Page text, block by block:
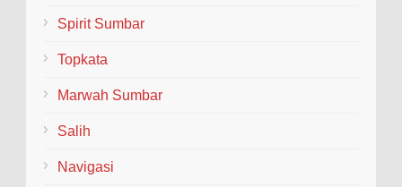
Spirit Sumbar
Topkata
Marwah Sumbar
Salih
Navigasi